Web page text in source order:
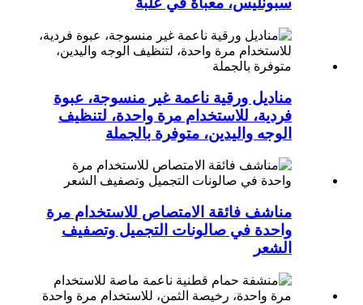
مناديل ورقية ناعمة غير منسوجة، عبوة
فردية، للاستخدام مرة واحدة، لتنظيف
الوجه واليدين، متوفرة بالجملة
مناشف فائقة الامتصاص للاستخدام مرة
واحدة في صالونات التجميل وتصفيف
الشعر